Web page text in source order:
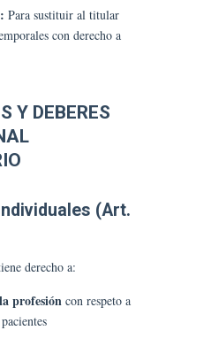
Para sustituir al titular
con derecho a
Y DEBERES
(Art.
derecho a:
profesióncon respeto a